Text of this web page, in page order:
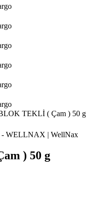
TEKLİ ( Çam ) 50 g
) 50 g